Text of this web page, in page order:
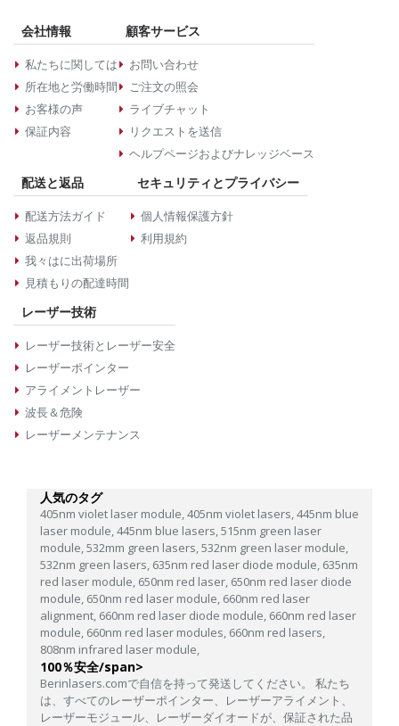
会社情報
私たちに関しては
所在地と労働時間
お客様の声
保証内容
顧客サービス
お問い合わせ
ご注文の照会
ライブチャット
リクエストを送信
ヘルプページおよびナレッジベース
配送と返品
配送方法ガイド
返品規則
我々はに出荷場所
見積もりの配達時間
セキュリティとプライバシー
個人情報保護方針
利用規約
レーザー技術
レーザー技術とレーザー安全
レーザーポインター
アライメントレーザー
波長＆危険
レーザーメンテナンス
人気のタグ
405nm violet laser module,405nm violet lasers,445nm blue
laser module,445nm blue lasers,515nm green laser
module,532mm green lasers,532nm green laser module,
532nm green lasers, 635nm red laser diode module, 635nm
red laser module, 650nm red laser, 650nm red laser diode
module, 650nm red laser module, 660nm red laser
alignment, 660nm red laser diode module, 660nm red laser
module, 660nm red laser modules, 660nm red lasers,
808nm infrared laser module,
100％安全/span>
Berinlasers.comで自信を持って発送してください。 私たち
は、すべてのレーザーポインター、レーザーアライメント、
レーザーモジュール、レーザーダイオードが、保証された品